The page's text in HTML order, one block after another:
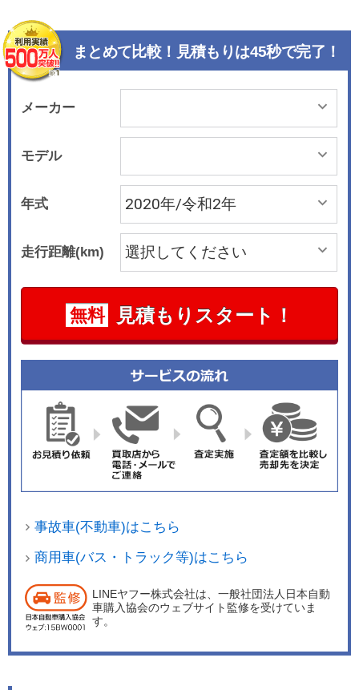
まとめて比較！見積もりは45秒で完了！
メーカー
モデル
年式
走行距離(km)
無料 見積もりスタート！
事故車(不動車)はこちら
商用車(バス・トラック等)はこちら
LINEヤフー株式会社は、一般社団法人日本自動
車購入協会のウェブサイト監修を受けていま
す。